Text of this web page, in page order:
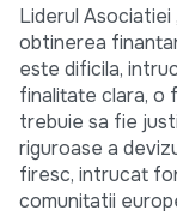
Liderul Asociatiei
obtinerea
este dificila,
finalitate clara, o
trebuie sa fie
riguroase a
firesc, intrucat
comunitatii